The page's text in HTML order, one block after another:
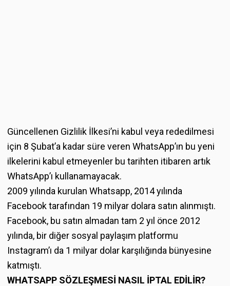
Güncellenen Gizlilik İlkesi’ni kabul veya rededilmesi
için 8 Şubat’a kadar süre veren WhatsApp’ın bu yeni
ilkelerini kabul etmeyenler bu tarihten itibaren artık
WhatsApp’ı kullanamayacak.
2009 yılında kurulan Whatsapp, 2014 yılında
Facebook tarafından 19 milyar dolara satın alınmıştı.
Facebook, bu satın almadan tam 2 yıl önce 2012
yılında, bir diğer sosyal paylaşım platformu
Instagram’ı da 1 milyar dolar karşılığında bünyesine
katmıştı.
WHATSAPP SÖZLEŞMESİ NASIL İPTAL EDİLİR?